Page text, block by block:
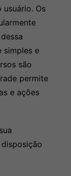
Os
simples e
são
permite
e ações